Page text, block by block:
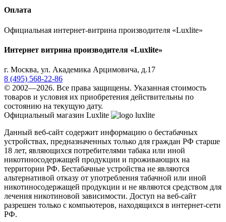
Оплата
Официальная интернет-витрина производителя «Luxlite»
Интернет витрина производителя «Luxlite»
г. Москва, ул. Академика Арцимовича, д.17
8 (495) 568-22-86
© 2002—2026. Все права защищены. Указанная стоимость
товаров и условия их приобретения действительны по
состоянию на текущую дату.
Официальный магазин Luxlite
Данный веб-сайт содержит информацию о бестабачных
устройствах, предназначенных только для граждан РФ старше
18 лет, являющихся потребителями табака или иной
никотиносодержащей продукции и проживающих на
территории РФ. Бестабачные устройства не являются
альтернативой отказу от употребления табачной или иной
никотиносодержащей продукции и не являются средством для
лечения никотиновой зависимости. Доступ на веб-сайт
разрешен только с компьютеров, находящихся в интернет-сети
РФ.